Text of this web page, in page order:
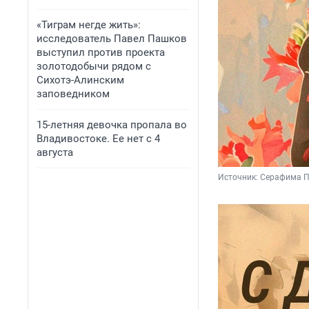
«Тиграм негде жить»:
исследователь Павел Пашков
выступил против проекта
золотодобычи рядом с
Сихотэ-Алинским
заповедником
15-летняя девочка пропала во
Владивостоке. Ее нет с 4
августа
Источник: Серафима